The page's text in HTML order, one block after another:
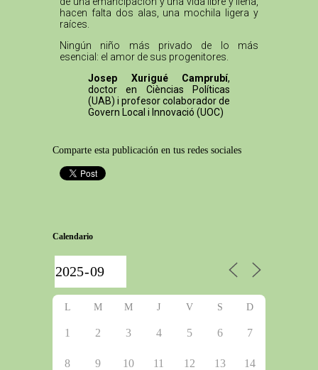
hacen falta dos alas, una mochila ligera y
raíces.
Ningún niño más privado de lo más
esencial: el amor de sus progenitores.
Josep Xurigué Camprubí,
doctor en Cièncias Políticas
(UAB) i profesor colaborador de
Govern Local i Innovació (UOC)
Comparte esta publicación en tus redes sociales
Calendario
L M M J V S D
1 2 3 4 5 6 7
8 9 10 11 12 13 14